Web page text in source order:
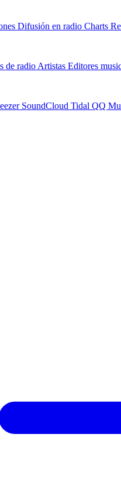
Difusión en radio Charts
de radio Artistas Editores
SoundCloud Tidal QQ